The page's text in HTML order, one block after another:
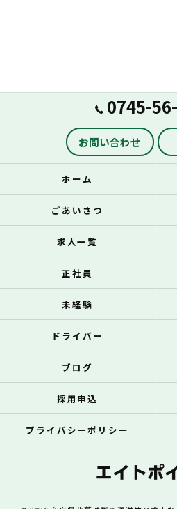
0745-
お問い合わせ
ホーム
ごあいさつ
求人一覧
正社員
未経験
ドライバー
ブログ
採用申込
プライバシーポリシー